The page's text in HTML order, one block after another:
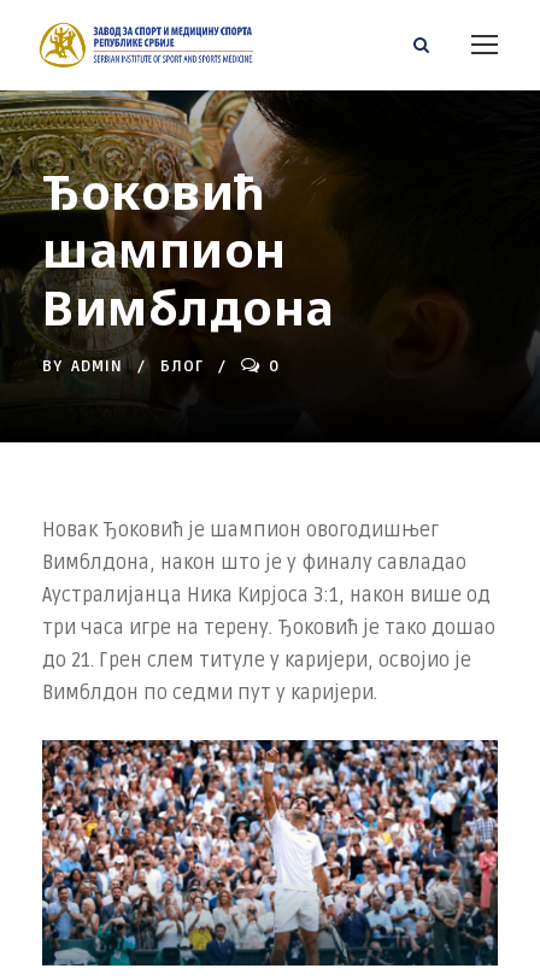
Ђоковић
шампион
Вимблдона
BY ADMIN БЛОГ 0
Новак Ђоковић је шампион овогодишњег
Вимблдона, након што је у финалу савладао
Аустралијанца Ника Кирјоса 3:1, након више од
три часа игре на терену. Ђоковић је тако дошао
до 21. Грен слем титуле у каријери, освојио је
Вимблдон по седми пут у каријери.